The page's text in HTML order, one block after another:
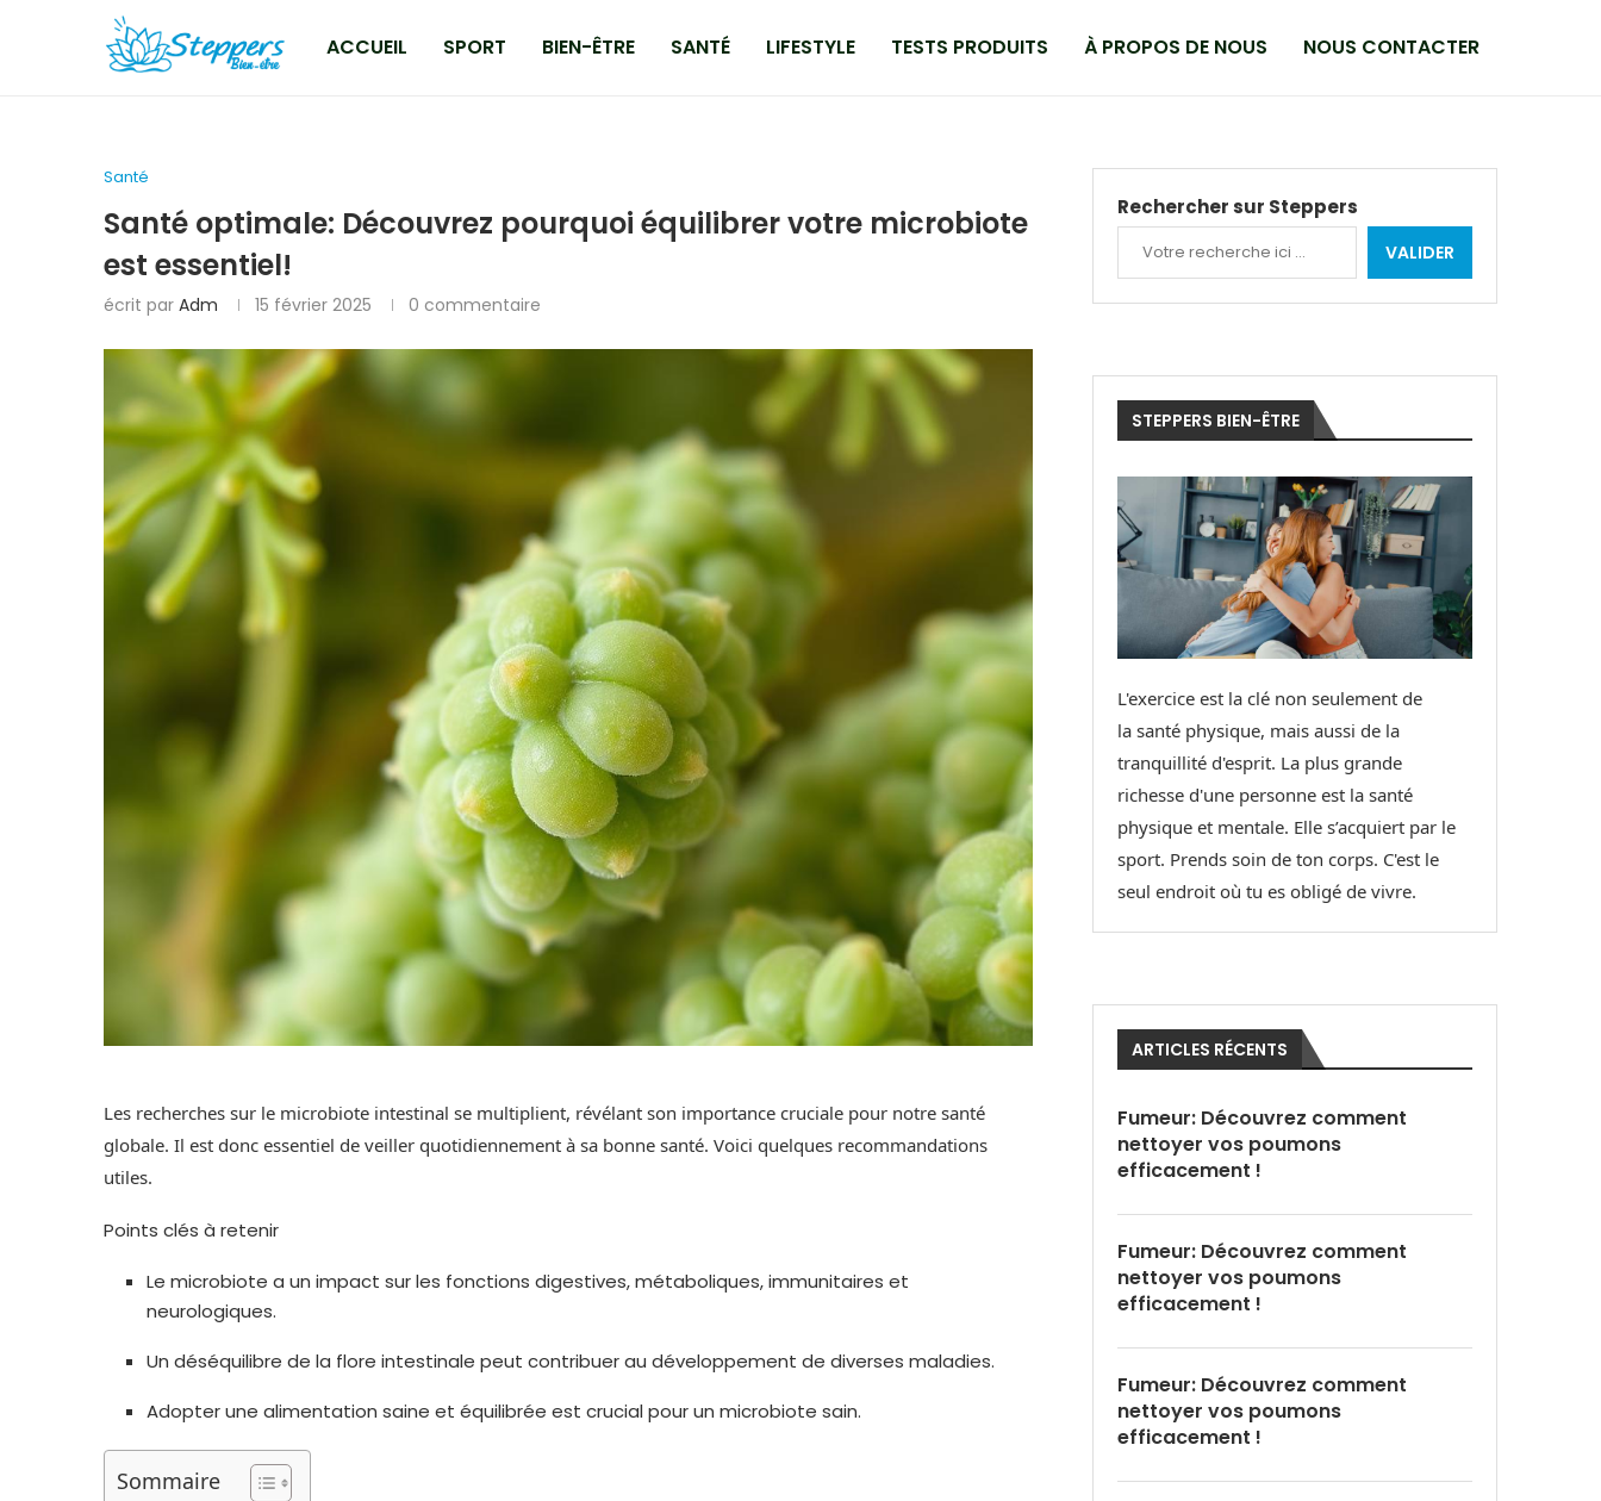
ACCUEIL SPORT BIEN-ÊTRE SANTÉ LIFESTYLE TESTS PRODUITS À PROPOS DE NOUS NOUS CONTACTER
Santé
Santé optimale: Découvrez pourquoi équilibrer votre microbiote
est essentiel!
écrit par Adm 15 février 2025 0 commentaire
Les recherches sur le microbiote intestinal se multiplient, révélant son importance cruciale pour notre santé
globale. Il est donc essentiel de veiller quotidiennement à sa bonne santé. Voici quelques recommandations
utiles.
Points clés à retenir
Le microbiote a un impact sur les fonctions digestives, métaboliques, immunitaires et
neurologiques.
Un déséquilibre de la flore intestinale peut contribuer au développement de diverses maladies.
Adopter une alimentation saine et équilibrée est crucial pour un microbiote sain.
Sommaire
Rechercher sur Steppers
VALIDER
STEPPERS BIEN-ÊTRE
L'exercice est la clé non seulement de
la santé physique, mais aussi de la
tranquillité d'esprit. La plus grande
richesse d'une personne est la santé
physique et mentale. Elle s’acquiert par le
sport. Prends soin de ton corps. C'est le
seul endroit où tu es obligé de vivre.
ARTICLES RÉCENTS
Fumeur: Découvrez comment
nettoyer vos poumons
efficacement !
Fumeur: Découvrez comment
nettoyer vos poumons
efficacement !
Fumeur: Découvrez comment
nettoyer vos poumons
efficacement !